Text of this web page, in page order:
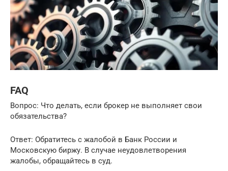
FAQ
Вопрос: Что делать, если брокер не выполняет свои
обязательства?
Ответ: Обратитесь с жалобой в Банк России и
Московскую биржу. В случае неудовлетворения
жалобы, обращайтесь в суд.